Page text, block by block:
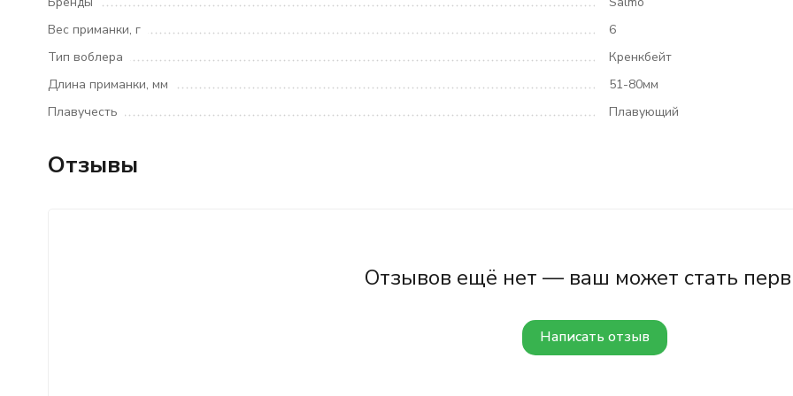
Вес приманки, г
6
Тип воблера
Кренкбейт
Длина приманки, мм
51-80мм
Плавучесть
Плавующий
Отзывы
Отзывов ещё нет — ваш может стать
Написать отзыв